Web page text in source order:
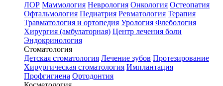
ЛОР Маммология Неврология Онкология Остеопатия
Офтальмология Педиатрия Ревматология Терапия
Травматология и ортопедия Урология Флебология
Хирургия (амбулаторная) Центр лечения боли
Эндокринология
Стоматология
Детская стоматология Лечение зубов Протезирование
Хирургическая стоматология Имплантация
Профгигиена Ортодонтия